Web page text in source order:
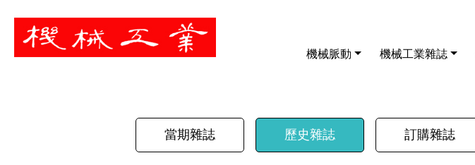
機械脈動 機械工業雜誌
暫停
當期雜誌 歷史雜誌 訂購雜誌